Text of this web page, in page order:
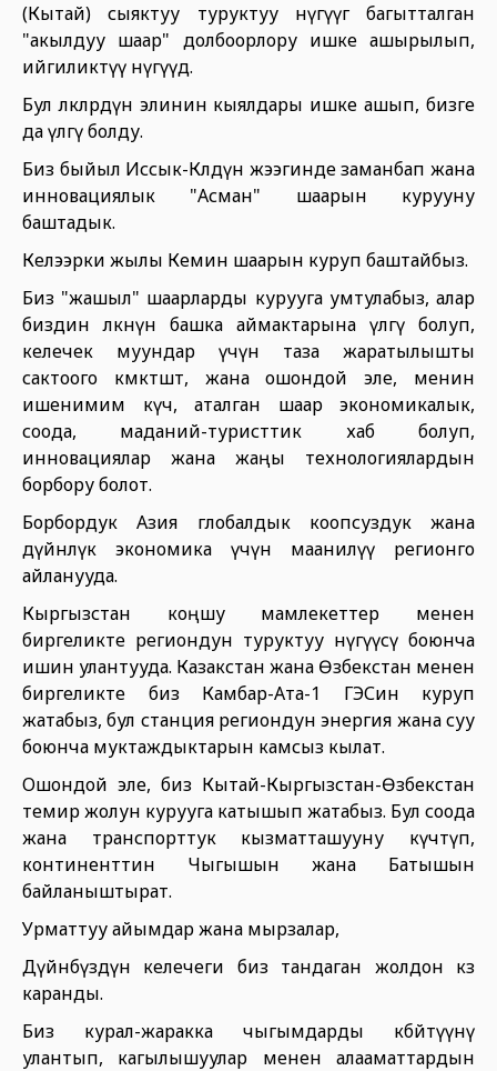
(Кытай) сыяктуу туруктуу өнүгүүгө багытталган
"акылдуу шаар" долбоорлору ишке ашырылып,
ийгиликтүү өнүгүүдө.
Бул өлкөлөрдүн элинин кыялдары ишке ашып, бизге
да үлгү болду.
Биз быйыл Иссык-Көлдүн жээгинде заманбап жана
инновациялык "Асман" шаарын курууну
баштадык.
Келээрки жылы Кемин шаарын куруп баштайбыз.
Биз "жашыл" шаарларды курууга умтулабыз, алар
биздин өлкөнүн башка аймактарына үлгү болуп,
келечек муундар үчүн таза жаратылышты
сактоого көмөктөшөт, жана ошондой эле, менин
ишенимим күч, аталган шаар экономикалык,
соода, маданий-туристтик хаб болуп,
инновациялар жана жаңы технологиялардын
борбору болот.
Борбордук Азия глобалдык коопсуздук жана
дүйнөлүк экономика үчүн маанилүү регионго
айланууда.
Кыргызстан коңшу мамлекеттер менен
биргеликте региондун туруктуу өнүгүүсү боюнча
ишин улантууда. Казакстан жана Өзбекстан менен
биргеликте биз Камбар-Ата-1 ГЭСин куруп
жатабыз, бул станция региондун энергия жана суу
боюнча муктаждыктарын камсыз кылат.
Ошондой эле, биз Кытай-Кыргызстан-Өзбекстан
темир жолун курууга катышып жатабыз. Бул соода
жана транспорттук кызматташууну күчөтүп,
континенттин Чыгышын жана Батышын
байланыштырат.
Урматтуу айымдар жана мырзалар,
Дүйнөбүздүн келечеги биз тандаган жолдон көз
каранды.
Биз курал-жаракка чыгымдарды көбөйтүүнү
улантып, кагылышуулар менен алааматтардын